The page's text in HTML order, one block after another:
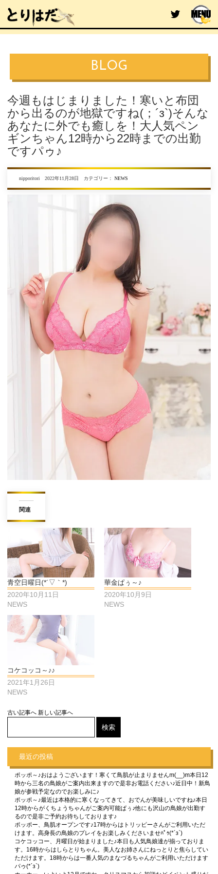
BLOG
今週もはじまりました！寒いと布団
から出るのが地獄ですね(；´з`)そんな
あなたに外でも癒しを！大人気ペン
ギンちゃん12時から22時までの出勤
ですパゥ♪
nipporitori 2022年11月28日 カテゴリー： NEWS
関連
青空日曜日(*´▽｀*)
2020年10月11日
NEWS
華金ぱぅ～♪
2020年10月9日
NEWS
コケコッコ～♪♪
2021年1月26日
NEWS
古い記事へ 新しい記事へ
最近の投稿
ポッポ～♪おはようございます！寒くて鳥肌が止まりませんm(__)m本日12
時から三名の鳥娘がご案内出来ますので是非お電話ください♪近日中！新鳥
娘が参戦予定なのでお楽しみに♪
ポッポ～♪最近は本格的に寒くなってきて、おでんが美味しいですね♪本日
12時からがくちょうちゃんがご案内可能ぱぅ♪他にも沢山の鳥娘が出勤す
るので是非ご予約お待ちしております♪
ポッポー、鳥肌オープンです♪17時からはトリッピーさんがご利用いただ
けます。高身長の鳥娘のプレイをお楽しみくださいませﾊﾟｩ(*´з`)
コケコッコー、月曜日が始まりました♪本日も人気鳥娘達が揃っておりま
す。16時からはしらとりちゃん。美人なお姉さんにねっとりと焦らしてい
ただけます。18時からは一番人気のまなづるちゃんがご利用いただけます
パゥ(*´з`)